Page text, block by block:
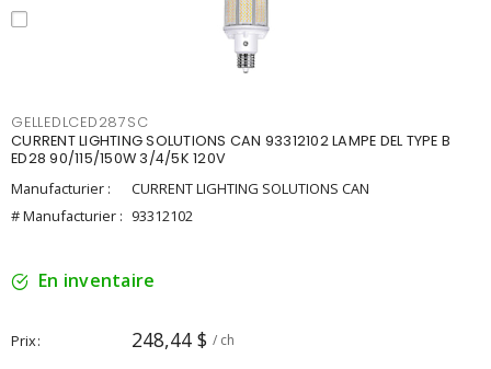
GELLEDLCED287SC
CURRENT LIGHTING SOLUTIONS CAN 93312102 LAMPE DEL TYPE B
ED28 90/115/150W 3/4/5K 120V
Manufacturier :
CURRENT LIGHTING SOLUTIONS CAN
# Manufacturier : 93312102
En inventaire
Prix 248,44 $ / ch